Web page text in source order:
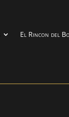
El Rincon del